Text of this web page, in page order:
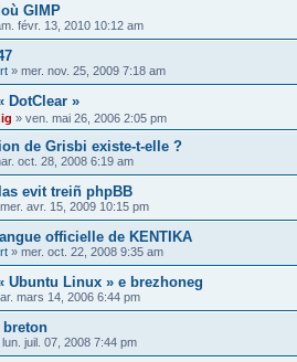
GIMP
févr. 13, 2010 10:12 am
» mer. nov. 25, 2009 7:18 am
DotClear »
» ven. mai 26, 2006 2:05 pm
de Grisbi existe-t-elle ?
oct. 28, 2008 6:19 am
evit treiñ phpBB
mer. avr. 15, 2009 10:15 pm
officielle de KENTIKA
» mer. oct. 22, 2008 9:35 am
Ubuntu Linux » e brezhoneg
mars 14, 2006 6:44 pm
breton
lun. juil. 07, 2008 7:44 pm